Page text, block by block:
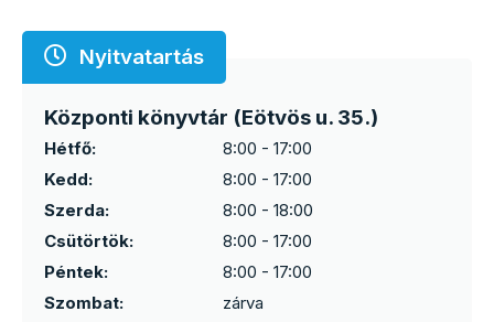
Nyitvatartás
Központi könyvtár (Eötvös u. 35.)
Hétfő:
8:00 - 17:00
Kedd:
8:00 - 17:00
Szerda:
8:00 - 18:00
Csütörtök:
8:00 - 17:00
Péntek:
8:00 - 17:00
Szombat:
zárva